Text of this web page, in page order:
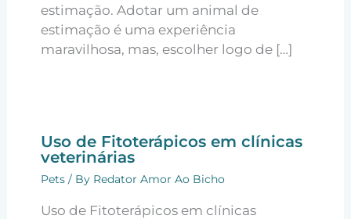
estimação. Adotar um animal de
estimação é uma experiência
maravilhosa, mas, escolher logo de […]
Uso de Fitoterápicos em clínicas
veterinárias
Pets/ By Redator Amor Ao Bicho
Uso de Fitoterápicos em clínicas